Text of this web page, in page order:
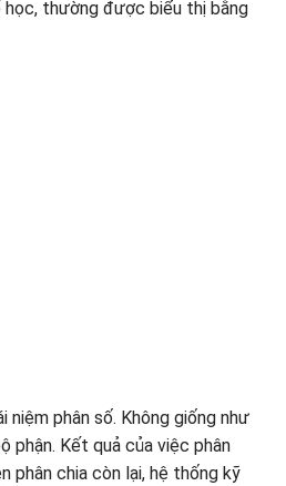
thường được biểu thị bằng
niệm phân số. Không giống như
phận. Kết quả của việc phân
chia còn lại, hệ thống kỹ